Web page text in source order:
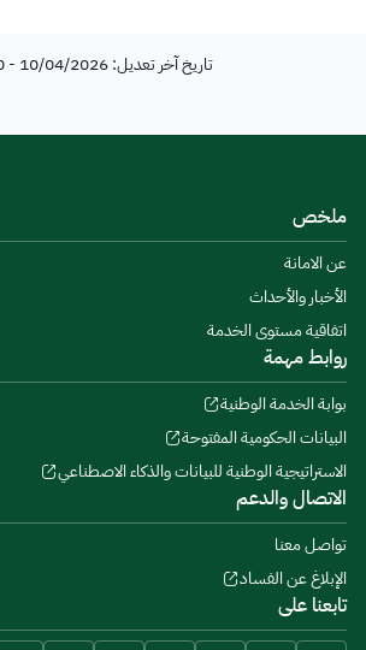
تاريخ آخر تعديل: 10/04/2026 - 2:00 م بتوقيت السعودية
ملخص
عن الامانة
الأخبار والأحداث
اتفاقية مستوى الخدمة
روابط مهمة
بوابة الخدمة الوطنية
البيانات الحكومية المفتوحة
الاستراتيجية الوطنية للبيانات والذكاء الاصطناعي
الاتصال والدعم
تواصل معنا
الإبلاغ عن الفساد
تابعنا على